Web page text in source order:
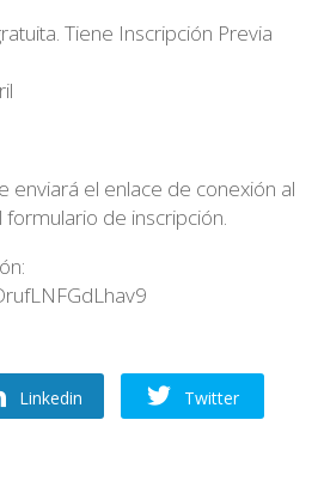
Tiene Inscripción Previa
enviará el enlace de conexión al
de inscripción.
Linkedin Twitter